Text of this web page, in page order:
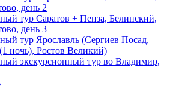
день 2
тур Саратов + Пенза, Белинский,
день 3
тур Ярославль (Сергиев Посад,
ночь), Ростов Великий)
экскурсионный тур во Владимир,